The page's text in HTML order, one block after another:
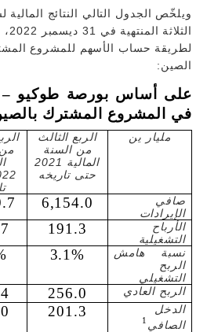
ويلخّص الجدول التالي النتائج
لطريقة حساب الأسهم للمشروع
الصين:
في المشروع المشترك
مليار ين
الربع الثالث
من السنة
المالية 2021
حتى تاريخه
صافي
الإيرادات
6,154.0
الأرباح
التشغيلية
191.3
نسبة هامش
الربح
التشغيلي
3.1%
الربح العادي 256.0
الدخل
الصافي 1
201.3